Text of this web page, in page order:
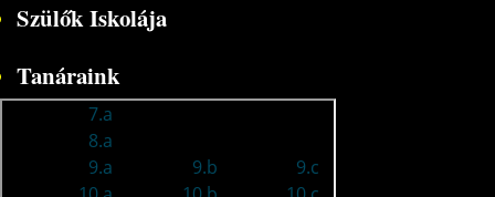
Szülők Iskolája
Tanáraink